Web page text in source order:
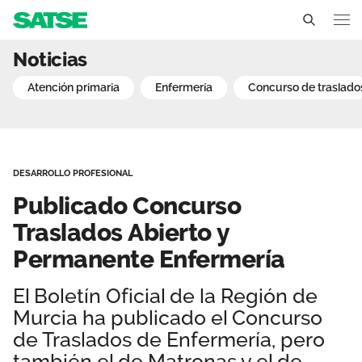
Delegados Sindicales
Estructura organizativa
Transparencia
Secciones sindicales
Servicios
Ventajas
Actualidad
Temas
Noticias
Sala de prensa
Región de Murcia
Contáctanos
Publicado Concurso
Noticias
atención primaria enfermería concurso de
DESARROLLO PROFESIONAL
Publicado Concurso
Traslados Abierto y
Permanente Enfermería
El Boletín Oficial de la Región de
Murcia ha publicado el Concurso
de Traslados de Enfermería, pero